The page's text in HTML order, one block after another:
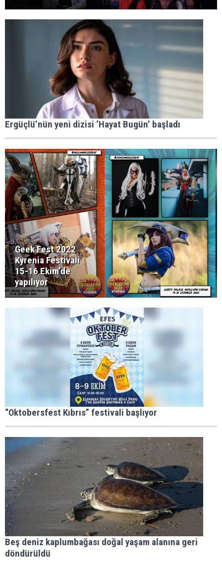
Ergüçlü’nün yeni dizisi ‘Hayat Bugün’ başladı
Geek Fest 2022
Kyrenia Festivali
15-16 Ekim’de
yapılıyor
“Oktobersfest Kıbrıs” festivali başlıyor
Beş deniz kaplumbağası doğal yaşam alanına geri
döndürüldü